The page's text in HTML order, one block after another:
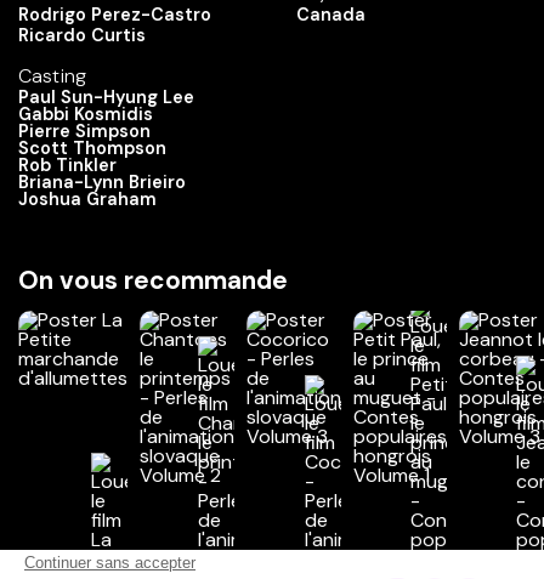
Rodrigo Perez-Castro
Ricardo Curtis
Casting
Paul Sun-Hyung Lee
Gabbi Kosmidis
Pierre Simpson
Scott Thompson
Rob Tinkler
Briana-Lynn Brieiro
Joshua Graham
Canada
On vous recommande